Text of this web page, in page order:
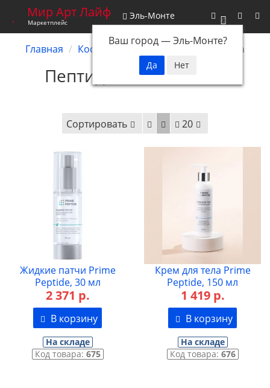
0
Мир Арт Лайф
Маркетплейс
Эль-Монте
Ваш город —Эль-Монте?
Главная Косметика Пептидная косметика
Пептидная косметика
Сортировать 20
Жидкие патчи Prime
Peptide, 30 мл
2 371 р.
В корзину
На складе
Код товара: 675
Крем для тела Prime
Peptide, 150 мл
1 419 р.
В корзину
На складе
Код товара: 676